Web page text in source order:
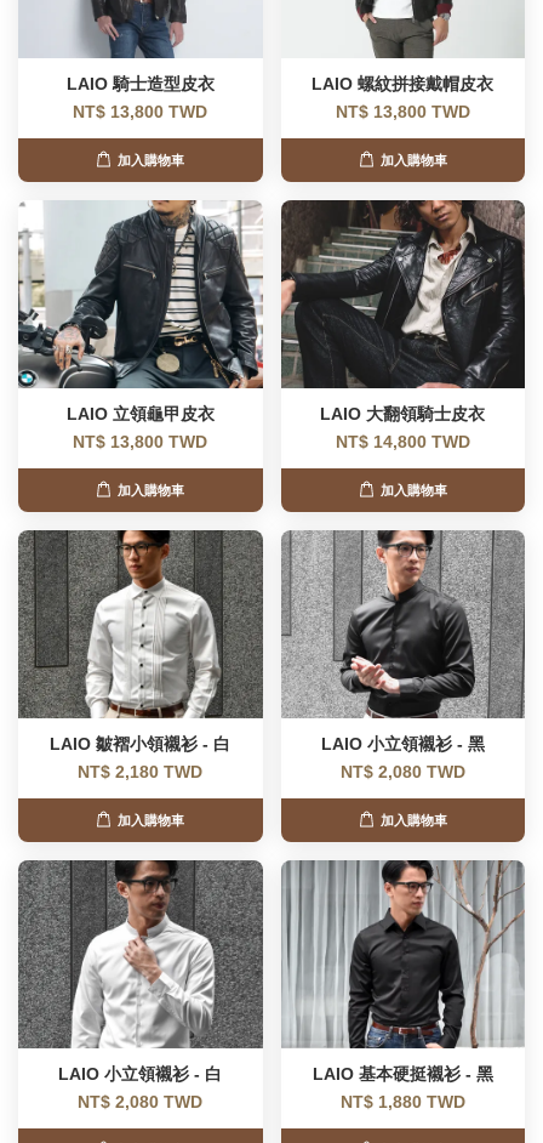
LAIO 騎士造型皮衣
NT$ 13,800 TWD
加入購物車
LAIO 螺紋拼接戴帽皮衣
NT$ 13,800 TWD
加入購物車
LAIO 立領龜甲皮衣
NT$ 13,800 TWD
加入購物車
LAIO 大翻領騎士皮衣
NT$ 14,800 TWD
加入購物車
LAIO 皺褶小領襯衫 - 白
NT$ 2,180 TWD
加入購物車
LAIO 小立領襯衫 - 黑
NT$ 2,080 TWD
加入購物車
LAIO 小立領襯衫 - 白
NT$ 2,080 TWD
LAIO 基本硬挺襯衫 - 黑
NT$ 1,880 TWD